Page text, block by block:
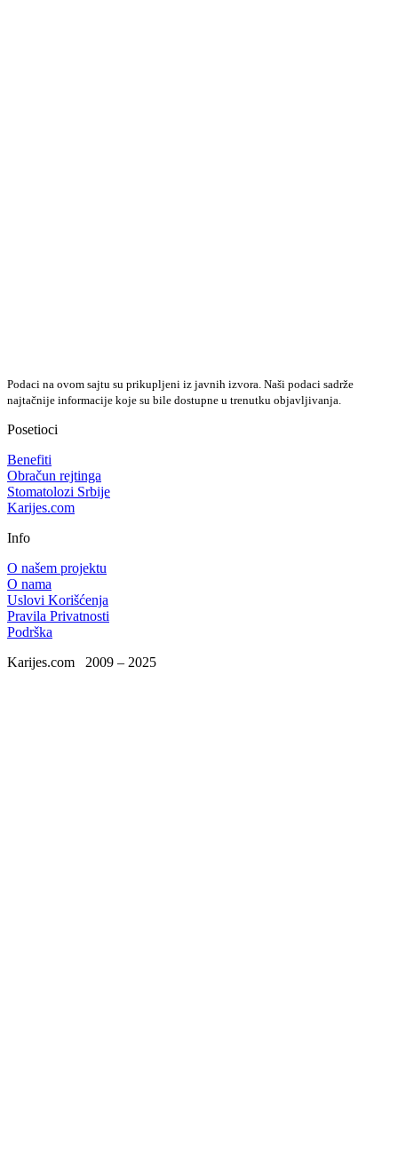
Podaci na ovom sajtu su prikupljeni iz javnih izvora. Naši podaci sadrže
najtačnije informacije koje su bile dostupne u trenutku objavljivanja.
Posetioci
Benefiti
Obračun rejtinga
Stomatolozi Srbije
Karijes.com
Info
O našem projektu
O nama
Uslovi Korišćenja
Pravila Privatnosti
Podrška
Karijes.com 2009 – 2025